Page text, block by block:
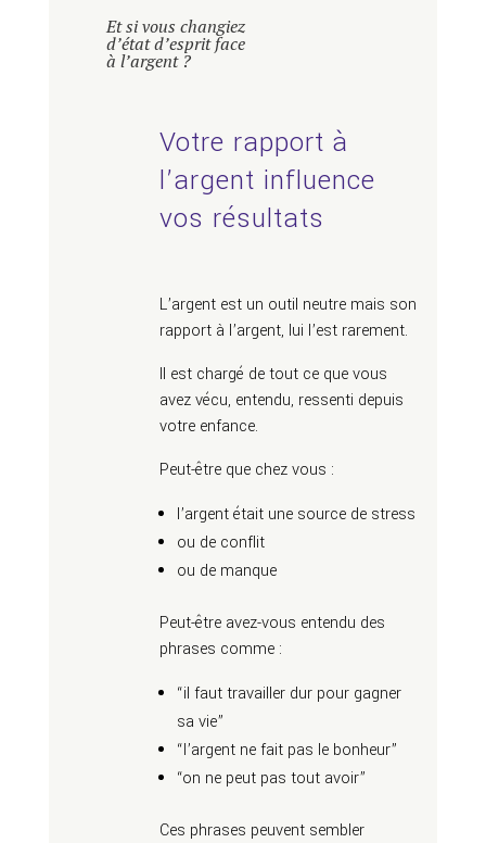
Et si vous changiez
d’état d’esprit face
à l’argent ?
Votre rapport à
l’argent influence
vos résultats
L’argent est un outil neutre mais son
rapport à l’argent, lui l’est rarement.
Il est chargé de tout ce que vous
avez vécu, entendu, ressenti depuis
votre enfance.
Peut-être que chez vous :
l’argent était une source de stress
ou de conflit
ou de manque
Peut-être avez-vous entendu des
phrases comme :
“il faut travailler dur pour gagner
sa vie”
“l’argent ne fait pas le bonheur”
“on ne peut pas tout avoir”
Ces phrases peuvent sembler